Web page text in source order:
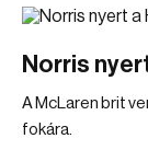
Norris
A McLaren brit
fokára.